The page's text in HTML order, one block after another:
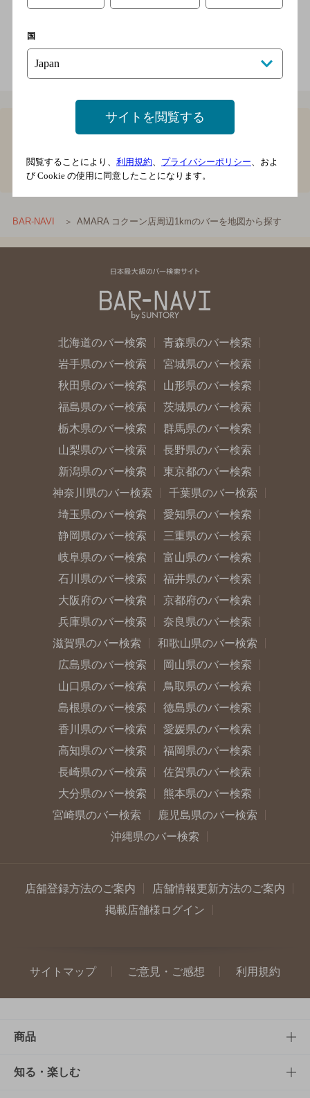
電話をかける
048-647-1271
1
AMARA コクーン店周辺1kmのバーを地図から
探すTOP
BAR-NAVI AMARA コクーン店周辺1kmのバーを地図から探す
北海道のバー検索
青森県のバー検索
岩手県のバー検索
宮城県のバー検索
秋田県のバー検索
山形県のバー検索
福島県のバー検索
茨城県のバー検索
栃木県のバー検索
群馬県のバー検索
山梨県のバー検索
長野県のバー検索
新潟県のバー検索
東京都のバー検索
神奈川県のバー検索
千葉県のバー検索
埼玉県のバー検索
愛知県のバー検索
静岡県のバー検索
三重県のバー検索
岐阜県のバー検索
富山県のバー検索
石川県のバー検索
福井県のバー検索
大阪府のバー検索
京都府のバー検索
兵庫県のバー検索
奈良県のバー検索
滋賀県のバー検索
和歌山県のバー検索
広島県のバー検索
岡山県のバー検索
山口県のバー検索
鳥取県のバー検索
島根県のバー検索
徳島県のバー検索
香川県のバー検索
愛媛県のバー検索
高知県のバー検索
福岡県のバー検索
長崎県のバー検索
佐賀県のバー検索
大分県のバー検索
熊本県のバー検索
宮崎県のバー検索
鹿児島県のバー検索
沖縄県のバー検索
店舗登録方法のご案内
店舗情報更新方法のご案内
掲載店舗様ログイン
サイトマップ ご意見・ご感想 利用規約
商品
商品TOP
知る・楽しむ
国
サイトを閲覧する
閲覧することにより、 利用規約 プライバシーポリシー 、およ
び Cookie の使用に同意したことになります。